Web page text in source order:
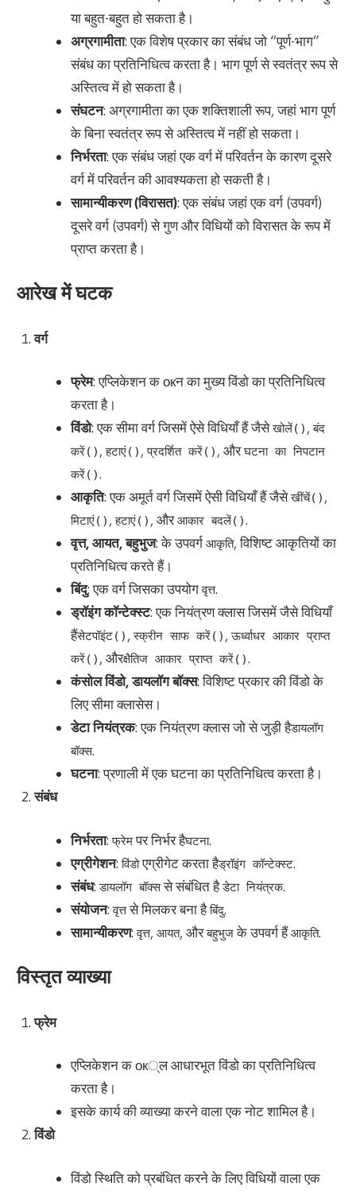
या बहुत-बहुत हो सकता है।
अग्रगामीता: एक विशेष प्रकार का संबंध जो “पूर्ण-भाग”
संबंध का प्रतिनिधित्व करता है। भाग पूर्ण से स्वतंत्र रूप से
अस्तित्व में हो सकता है।
संघटन: अग्रगामीता का एक शक्तिशाली रूप, जहां भाग पूर्ण
के बिना स्वतंत्र रूप से अस्तित्व में नहीं हो सकता।
निर्भरता: एक संबंध जहां एक वर्ग में परिवर्तन के कारण दूसरे
वर्ग में परिवर्तन की आवश्यकता हो सकती है।
सामान्यीकरण (विरासत): एक संबंध जहां एक वर्ग (उपवर्ग)
दूसरे वर्ग (उपवर्ग) से गुण और विधियों को विरासत के रूप में
प्राप्त करता है।
आरेख में घटक
वर्ग
फ्रेम: एप्लिकेशन क окन का मुख्य विंडो का प्रतिनिधित्व
करता है।
विंडो: एक सीमा वर्ग जिसमें ऐसे विधियाँ हैं जैसेखोलें() ,बंद
करें() ,हटाएं() ,प्रदर्शित करें() , औरघटना का निपटान
करें().
आकृति: एक अमूर्त वर्ग जिसमें ऐसी विधियाँ हैं जैसेखींचें() ,
मिटाएं() ,हटाएं() , औरआकार बदलें().
वृत्त, आयत, बहुभुज: के उपवर्गआकृति, विशिष्ट आकृतियों का
प्रतिनिधित्व करते हैं।
बिंदु: एक वर्ग जिसका उपयोगवृत्त.
ड्रॉइंग कॉन्टेक्स्ट: एक नियंत्रण क्लास जिसमें जैसे विधियाँ
हैंसेटपॉइंट() ,स्क्रीन साफ करें() ,ऊर्ध्वाधर आकार प्राप्त
करें() , औरक्षैतिज आकार प्राप्त करें().
कंसोल विंडो, डायलॉग बॉक्स: विशिष्ट प्रकार की विंडो के
लिए सीमा क्लासेस।
डेटा नियंत्रक: एक नियंत्रण क्लास जो से जुड़ी हैडायलॉग
बॉक्स.
घटना: प्रणाली में एक घटना का प्रतिनिधित्व करता है।
संबंध
निर्भरता:फ्रेमपर निर्भर हैघटना.
एग्रीगेशन:विंडोएग्रीगेट करता हैड्रॉइंग कॉन्टेक्स्ट.
संबंध:डायलॉग बॉक्ससे संबंधित हैडेटा नियंत्रक.
संयोजन:वृत्तसे मिलकर बना हैबिंदु.
सामान्यीकरण:वृत्त,आयत, औरबहुभुजके उपवर्ग हैंआकृति.
विस्तृत व्याख्या
फ्रेम
एप्लिकेशन क ок्ल आधारभूत विंडो का प्रतिनिधित्व
करता है।
इसके कार्य की व्याख्या करने वाला एक नोट शामिल है।
विंडो
विंडो स्थिति को प्रबंधित करने के लिए विधियों वाला एक